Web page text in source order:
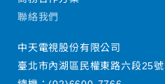
聯絡我們
中天電視股份有限公司
臺北市內湖區民權東路六段25號